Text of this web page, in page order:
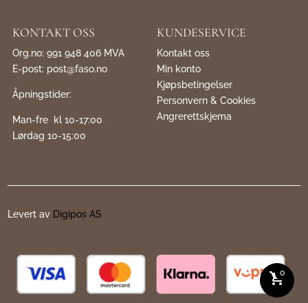
shopping_cart
0
KONTAKT OSS
Org.no: 991 948 406 MVA
E-post: post@faso.no
Åpningstider:
Man-fre kl 10-17:00
Lørdag 10-15:00
KUNDESERVICE
Kontakt oss
Min konto
Kjøpsbetingelser
Personvern & Cookies
Angrerettskjema
Levert av Digipos AS